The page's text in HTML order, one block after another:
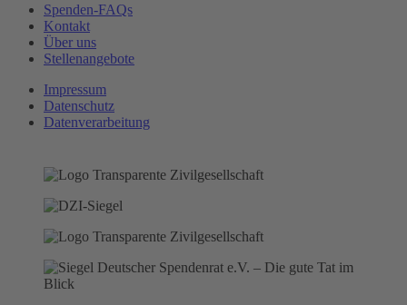
Spenden-FAQs
Kontakt
Über uns
Stellenangebote
Impressum
Datenschutz
Datenverarbeitung